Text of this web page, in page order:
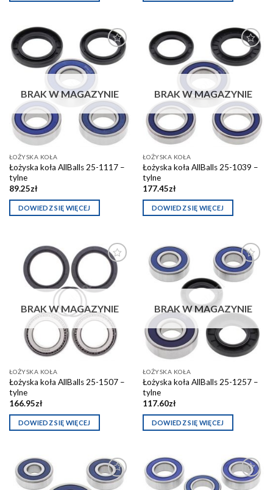
BRAK W MAGAZYNIE
ŁOŻYSKA KOŁA
Łożyska koła AllBalls 25-1117 –
tylne
89.25zł
DOWIEDZ SIĘ WIĘCEJ
BRAK W MAGAZYNIE
ŁOŻYSKA KOŁA
Łożyska koła AllBalls 25-1039 –
tylne
177.45zł
DOWIEDZ SIĘ WIĘCEJ
Dodaj do
BRAK W MAGAZYNIE
ŁOŻYSKA KOŁA
Łożyska koła AllBalls 25-1507 –
tylne
166.95zł
DOWIEDZ SIĘ WIĘCEJ
BRAK W MAGAZYNIE
ŁOŻYSKA KOŁA
Łożyska koła AllBalls 25-1257 –
tylne
117.60zł
DOWIEDZ SIĘ WIĘCEJ